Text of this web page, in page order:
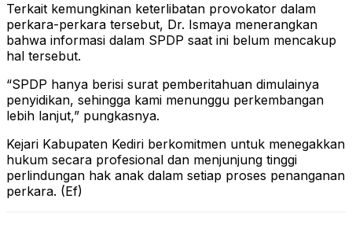
Terkait kemungkinan keterlibatan provokator dalam
perkara-perkara tersebut, Dr. Ismaya menerangkan
bahwa informasi dalam SPDP saat ini belum mencakup
hal tersebut.
“SPDP hanya berisi surat pemberitahuan dimulainya
penyidikan, sehingga kami menunggu perkembangan
lebih lanjut,” pungkasnya.
Kejari Kabupaten Kediri berkomitmen untuk menegakkan
hukum secara profesional dan menjunjung tinggi
perlindungan hak anak dalam setiap proses penanganan
perkara. (Ef)